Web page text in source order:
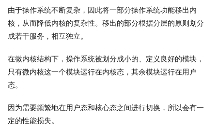
由于操作系统不断复杂，因此将一部分操作系统功能移出内
核，从而降低内核的复杂性。移出的部分根据分层的原则划分
成若干服务，相互独立。
在微内核结构下，操作系统被划分成小的、定义良好的模块，
只有微内核这一个模块运行在内核态，其余模块运行在用户
态。
因为需要频繁地在用户态和核心态之间进行切换，所以会有一
定的性能损失。